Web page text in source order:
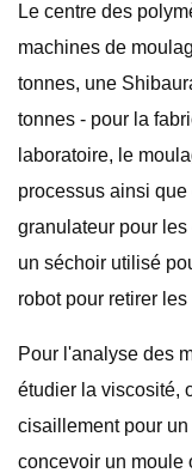
Le centre des
machines de
tonnes, une
tonnes - pour la
laboratoire, le
processus ainsi
granulateur pour
un séchoir utilisé
robot pour retirer
Pour l'analyse des
étudier la viscosité,
cisaillement pour
concevoir un moule